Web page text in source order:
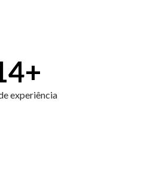
+
experiência